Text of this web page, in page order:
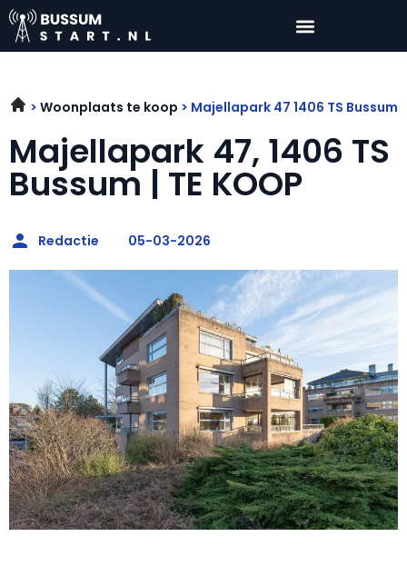
Woonplaats te koop Majellapark 47 1406 TS Bussum
Majellapark 47, 1406 TS
Bussum | TE KOOP
Redactie 05-03-2026